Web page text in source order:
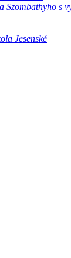
Szombathyho s
Jesenské